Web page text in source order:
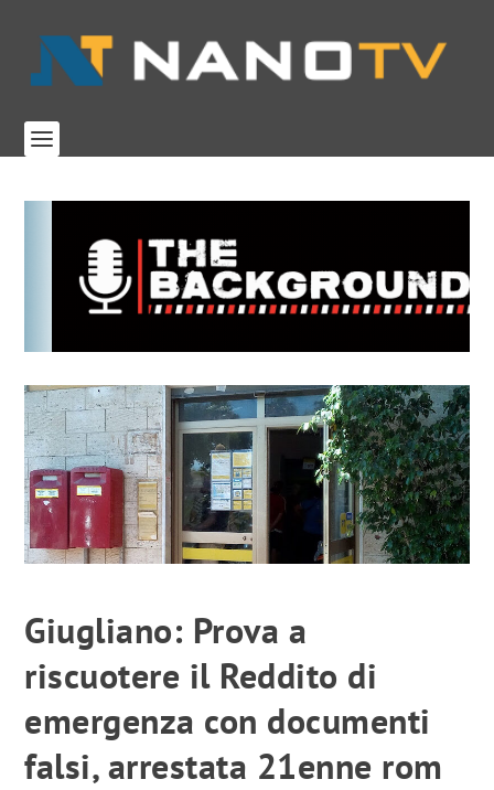
Giugliano: Prova a
riscuotere il Reddito di
emergenza con documenti
falsi, arrestata 21enne rom